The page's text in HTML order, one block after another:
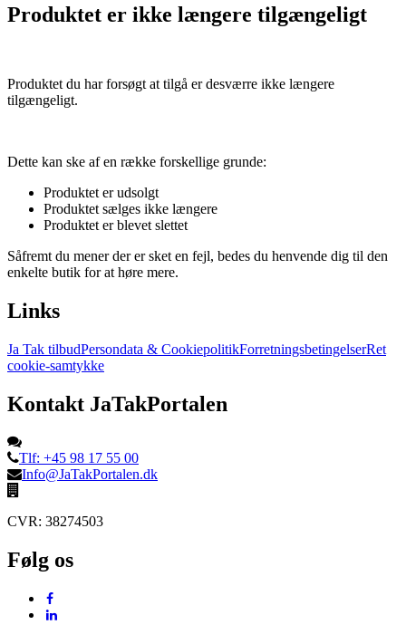
Produktet er ikke længere tilgængeligt
Produktet du har forsøgt at tilgå er desværre ikke længere
tilgængeligt.
Dette kan ske af en række forskellige grunde:
Produktet er udsolgt
Produktet sælges ikke længere
Produktet er blevet slettet
Såfremt du mener der er sket en fejl, bedes du henvende dig til den
enkelte butik for at høre mere.
Links
Ja Tak tilbudPersondata & CookiepolitikForretningsbetingelserRet
cookie-samtykke
Kontakt JaTakPortalen
Tlf: +45 98 17 55 00
Info@JaTakPortalen.dk
CVR: 38274503
Følg os